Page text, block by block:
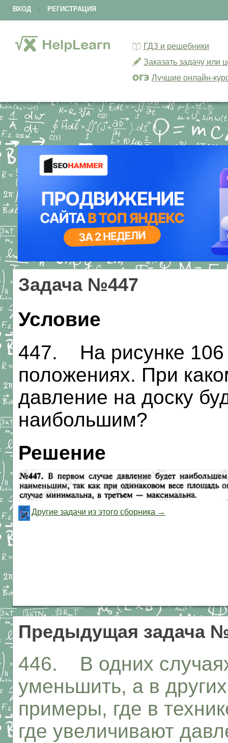
ВХОД РЕГИСТРАЦИЯ
ГДЗ и решебники
Заказать задачу или
Лучшие онлайн-
Задача №447
Условие
447. На рисунке 106
положениях. При
давление на доску
наибольшим?
Решение
Другие задачи из этого сборника →
Предыдущая задача
446. В одних
уменьшить, а в
примеры, где в
где увеличивают